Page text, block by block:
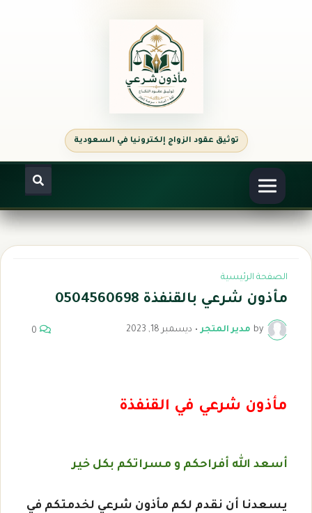
الصفحة الرئيسية
مأذون شرعي بالقنفذة 0504560698
by مدير المتجر • ديسمبر 18, 2023 0
مأذون شرعي في القنفذة
أسعد الله أفراحكم و مسراتكم بكل خير
يسعدنا أن نقدم لكم مأذون شرعي لخدمتكم في